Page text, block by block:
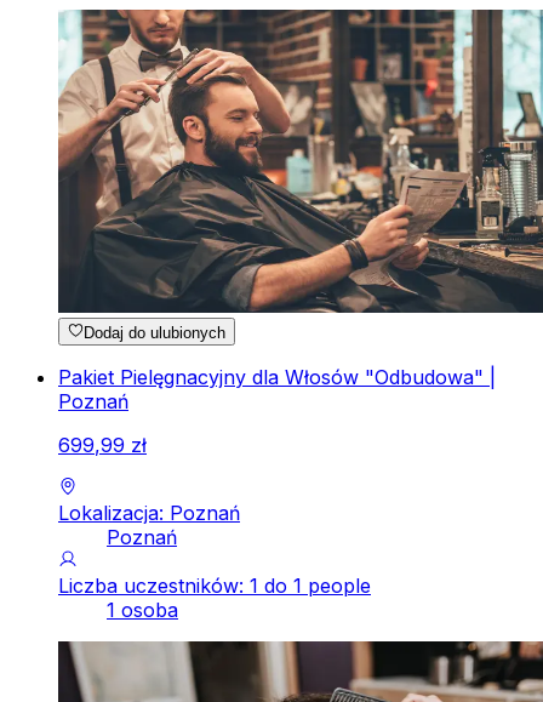
Dodaj do ulubionych
Pakiet Pielęgnacyjny dla Włosów "Odbudowa" |
Poznań
699,99 zł
Lokalizacja: Poznań
Poznań
Liczba uczestników: 1 do 1 people
1 osoba